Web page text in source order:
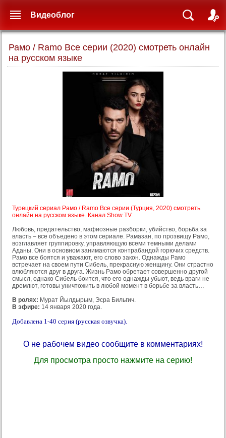
Рамо / Ramo Все серии (2020) смотреть онлайн
на русском языке
Турецкий сериал Рамо / Ramo Все серии (Турция, 2020) смотреть
онлайн на русском языке. Канал Show TV.
Любовь, предательство, мафиозные разборки, убийство, борьба за
власть – все объедено в этом сериале. Рамазан, по прозвищу Рамо,
возглавляет группировку, управляющую всеми темными делами
Аданы. Они в основном занимаются контрабандой горючих средств.
Рамо все боятся и уважают, его слово закон. Однажды Рамо
встречает на своем пути Сибель, прекрасную женщину. Они страстно
влюбляются друг в друга. Жизнь Рамо обретает совершенно другой
смысл, однако Сибель боится, что его однажды убьют, ведь враги не
дремлют, готовы уничтожить в любой момент в борьбе за власть…
В ролях: Мурат Йылдырым, Эсра Бильгич.
В эфире: 14 января 2020 года.
Добавлена 1-40 серия (русская озвучка).
О не рабочем видео сообщите в комментариях!
Для просмотра просто нажмите на серию!
Видеоблог